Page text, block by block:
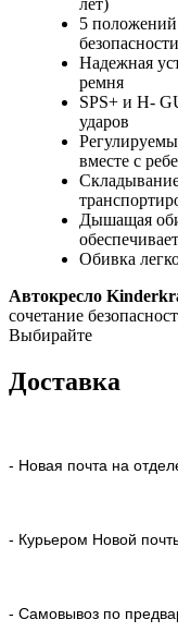
5 положений
Надежная
ремня
SPS+ и H-
ударов
вместе с
Дышащая
Обивка
Автокресло
сочетание
Выбирайте
Доставка
- Новая почта на
- Курьером Новой
- Самовывоз по